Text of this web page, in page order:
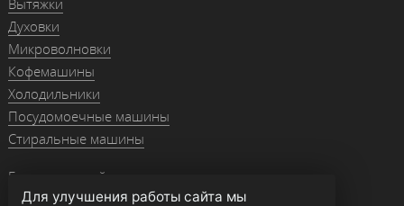
Духовки
Микроволновки
Кофемашины
Холодильники
Посудомоечные машины
Стиральные машины
Гранитные мойки
Мойки из нержавейки
Для улучшения работы сайта мы